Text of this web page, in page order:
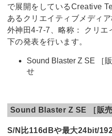
で展開をしているCreative
あるクリエイティブメディ
外神田4-7-7、略称： クリエ
下の発表を行います。
Sound Blaster Z SE ［
せ
Sound Blaster Z SE ［販
S/N比116dBや最大24bit/